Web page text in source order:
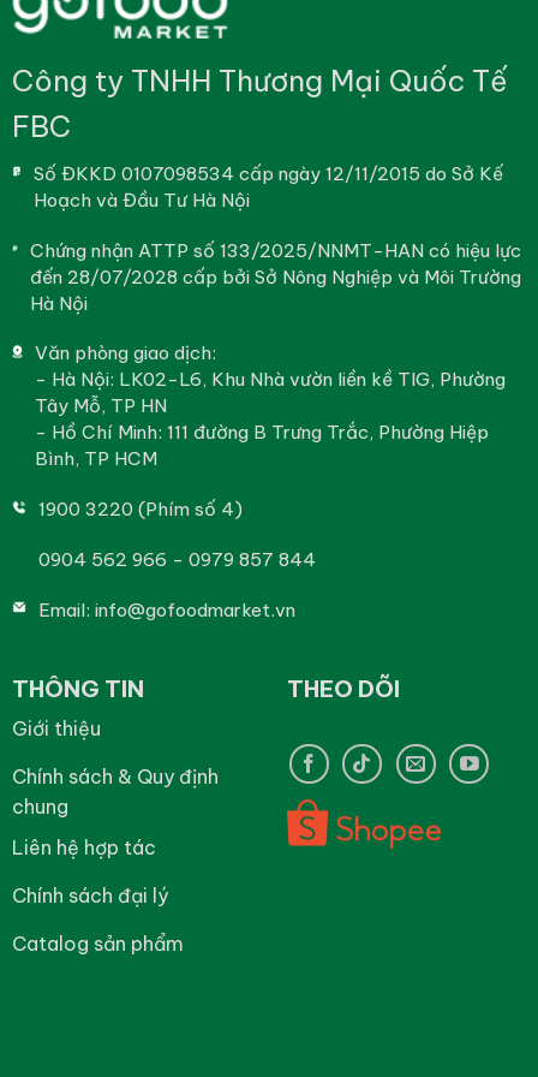
Công ty TNHH Thương Mại Quốc Tế
FBC
Số ĐKKD 0107098534 cấp ngày 12/11/2015 do Sở Kế
Hoạch và Đầu Tư Hà Nội
Chứng nhận ATTP số 133/2025/NNMT-HAN có hiệu lực
đến 28/07/2028 cấp bởi Sở Nông Nghiệp và Môi Trường
Hà Nội
Văn phòng giao dịch:
- Hà Nội: LK02-L6, Khu Nhà vườn liền kề TIG, Phường
Tây Mỗ, TP HN
- Hồ Chí Minh: 111 đường B Trưng Trắc, Phường Hiệp
Bình, TP HCM
1900 3220 (Phím số 4)
0904 562 966 - 0979 857 844
Email: info@gofoodmarket.vn
THÔNG TIN
Giới thiệu
Chính sách & Quy định
chung
Liên hệ hợp tác
Chính sách đại lý
Catalog sản phẩm
THEO DÕI